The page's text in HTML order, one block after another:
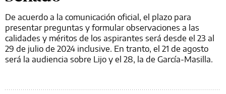
De acuerdo a la comunicación oficial, el plazo para
presentar preguntas y formular observaciones a las
calidades y méritos de los aspirantes será desde el 23 al
29 de julio de 2024 inclusive. En tranto, el 21 de agosto
será la audiencia sobre Lijo y el 28, la de García-Masilla.